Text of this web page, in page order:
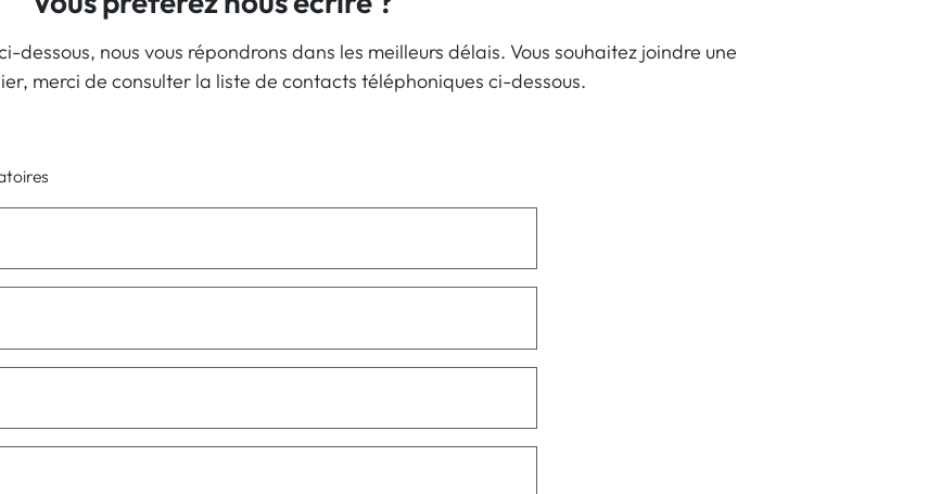
dessous, nous vous répondrons dans les meilleurs délais. Vous souhaitez joindre une
merci de consulter la liste de contacts téléphoniques ci-dessous.